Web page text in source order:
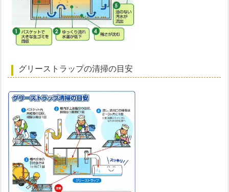
グリーストラップの清掃の目安